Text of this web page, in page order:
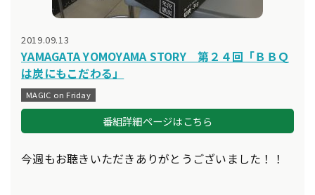
2019.09.13
YAMAGATA YOMOYAMA STORY 第２４回「ＢＢＱ
は炭にもこだわる」
MAGIC on Friday
番組詳細ページはこちら
今週もお聴きいただきありがとうございました！！